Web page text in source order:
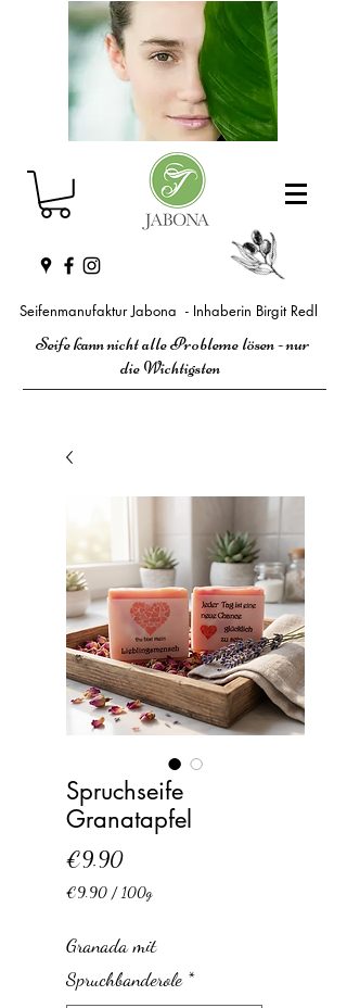
Seifenmanufaktur Jabona - Inhaberin Birgit Redl
Seife kann nicht alle Probleme lösen - nur
die Wichtigsten
Spruchseife
Granatapfel
€9.90Price
€9.90 / 100g
100
Grams
Granada mit
Spruchbanderole *